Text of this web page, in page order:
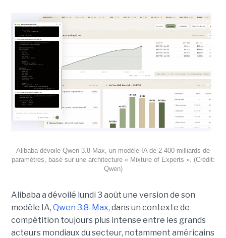
Alibaba dévoile Qwen 3.8-Max, un modèle IA de 2 400 milliards de
paramètres, basé sur une architecture « Mixture of Experts ». (Crédit:
Qwen)
Alibaba a dévoilé lundi 3 août une version de son
modèle IA, Qwen 3.8-Max, dans un contexte de
compétition toujours plus intense entre les grands
acteurs mondiaux du secteur, notamment américains